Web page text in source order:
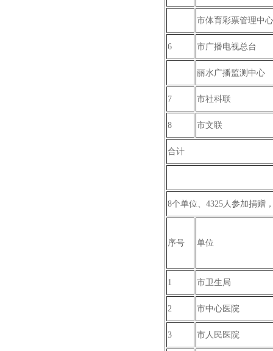
市体育彩票管理中心
6 市广播电视总台
丽水广播监测中心
7 市社科联
8 市文联
合计
8个单位、4325人参加捐赠
序号 单位
1 市卫生局
2 市中心医院
3 市人民医院